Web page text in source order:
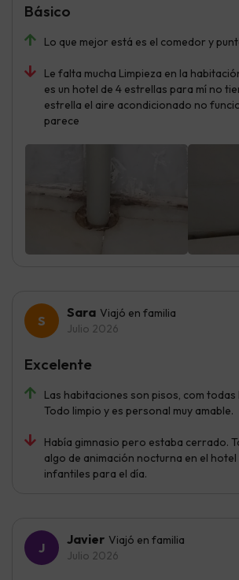
Lo que mejor está es el comedor y
Le falta mucha Limpieza en la
es un hotel de 4 estrellas para mí no
estrella el aire acondicionado no
parece
Básico
Sara Viajó en familia
Julio 2026
Las habitaciones son pisos, com
Todo limpio y es personal muy amable.
Había gimnasio pero estaba cerrado.
algo de animación nocturna en el
infantiles para el día.
Excelente
Javier Viajó en familia
Julio 2026